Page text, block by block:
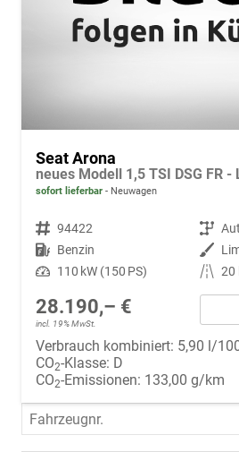
Seat Arona
neues Modell 1,5 TSI DSG FR -
sofort lieferbar Neuwagen
Fahrzeugnr. 94422 Getriebe
Kraftstoff Benzin Außenfarbe
Leistung 110 kW (150 PS) Kilometerstand 20
28.190,– €
incl. 19% MwSt.
Verbrauch kombiniert: 5,90 l/
CO2-Klasse: D
CO2-Emissionen: 133,00 g/km
Fahrzeugnr.